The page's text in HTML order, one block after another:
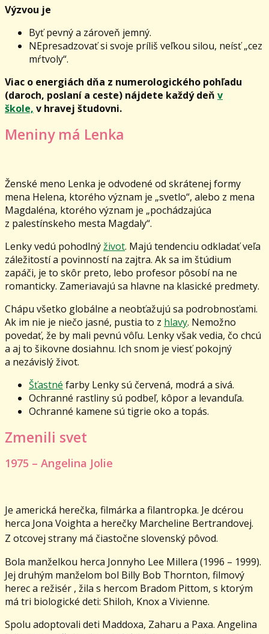
Výzvou je
Byť pevný a zároveň jemný.
NEpresadzovať si svoje príliš veľkou silou, neísť „cez
mŕtvoly“.
Viac o energiách dňa z numerologického pohľadu
(daroch, poslaní a ceste) nájdete každý deň v
škole, v hravej študovni.
Meniny má Lenka
Ženské meno Lenka je odvodené od skrátenej formy
mena Helena, ktorého význam je „svetlo“, alebo z mena
Magdaléna, ktorého význam je „pochádzajúca
z palestínskeho mesta Magdaly“.
Lenky vedú pohodlnýživot. Majú tendenciu odkladať veľa
záležitostí a povinností na zajtra. Ak sa im štúdium
zapáči, je to skôr preto, lebo profesor pôsobí na ne
romanticky. Zameriavajú sa hlavne na klasické predmety.
Chápu všetko globálne a neobťažujú sa podrobnosťami.
Ak im nie je niečo jasné, pustia to z hlavy. Nemožno
povedať, že by mali pevnú vôľu. Lenky však vedia, čo chcú
a aj to šikovne dosiahnu. Ich snom je viesť pokojný
a nezávislý život.
Šťastné farby Lenky sú červená, modrá a sivá.
Ochranné rastliny sú podbeľ, kôpor a levanduľa.
Ochranné kamene sú tigrie oko a topás.
Zmenili svet
1975 – Angelina Jolie
Je americká herečka, filmárka a filantropka. Je dcérou
herca Jona Voighta a herečky Marcheline Bertrandovej.
Z otcovej strany má čiastočne slovenský pôvod.
Bola manželkou herca Jonnyho Lee Millera (1996 – 1999).
Jej druhým manželom bol Billy Bob Thornton, filmový
herec a režisér , žila s hercom Bradom Pittom, s ktorým
má tri biologické deti: Shiloh, Knox a Vivienne.
Spolu adoptovali deti Maddoxa, Zaharu a Paxa. Angelina